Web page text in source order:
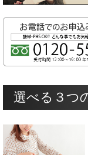
選べる３つ